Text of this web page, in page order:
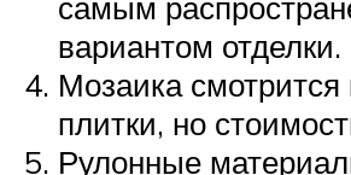
вариантом отделки.
Мозаика смотрится
плитки, но
Рулонные